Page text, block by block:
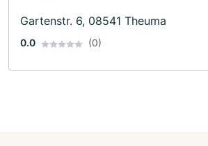
Gartenstr. 6, 08541 Theuma
0.0 (0)